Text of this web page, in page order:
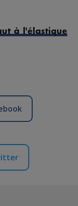
à l'élastique